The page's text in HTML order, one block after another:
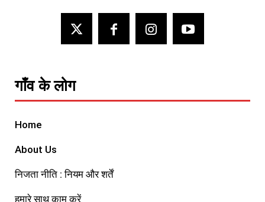
गाँव के लोग
Home
About Us
निजता नीति : नियम और शर्तें
हमारे साथ काम करें